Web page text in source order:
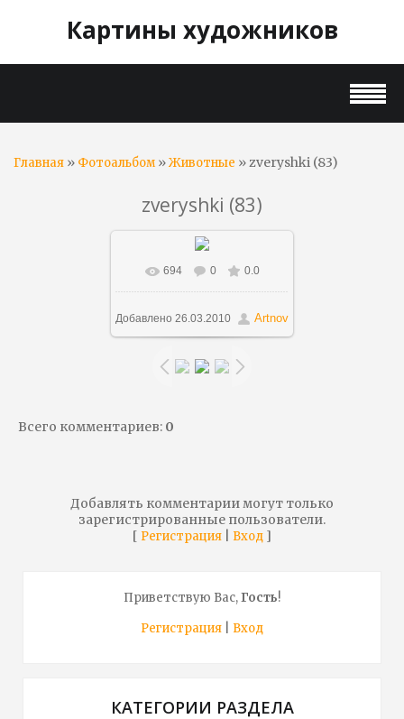
Картины художников
Главная » Фотоальбом»Животные » zveryshki (83)
zveryshki (83)
В реальном размере
1000x739 / 735.4Kb
694 0 0.0
Добавлено 26.03.2010 Artnov
Всего комментариев: 0
Добавлять комментарии могут только
зарегистрированные пользователи.
[ Регистрация Вход ]
Приветствую Вас,Гость!
Регистрация
Вход
КАТЕГОРИИ РАЗДЕЛА